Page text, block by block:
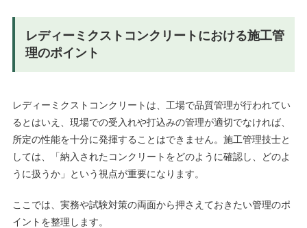
レディーミクストコンクリートにおける施工管
理のポイント
レディーミクストコンクリートは、工場で品質管理が行われてい
るとはいえ、現場での受入れや打込みの管理が適切でなければ、
所定の性能を十分に発揮することはできません。施工管理技士と
しては、「納入されたコンクリートをどのように確認し、どのよ
うに扱うか」という視点が重要になります。
ここでは、実務や試験対策の両面から押さえておきたい管理のポ
イントを整理します。